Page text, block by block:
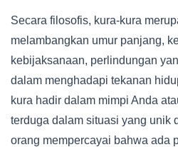
Secara filosofis, kura-kura
melambangkan umur panjang,
kebijaksanaan, perlindungan
dalam menghadapi tekanan
kura hadir dalam mimpi Anda
terduga dalam situasi yang unik
orang mempercayai bahwa ada